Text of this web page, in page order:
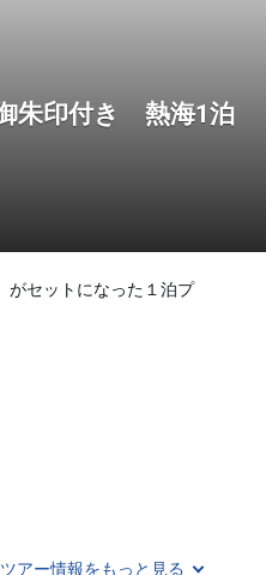
御朱印付き 熱海1泊
がセットになった１泊プ
ツアー情報をもっと見る